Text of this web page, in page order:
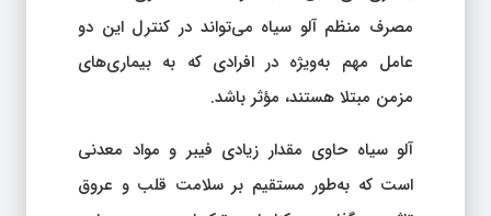
مصرف منظم آلو سیاه می‌تواند در کنترل این دو
عامل مهم به‌ویژه در افرادی که به بیماری‌های
مزمن مبتلا هستند، مؤثر باشد.
آلو سیاه حاوی مقدار زیادی فیبر و مواد معدنی
است که به‌طور مستقیم بر سلامت قلب و عروق